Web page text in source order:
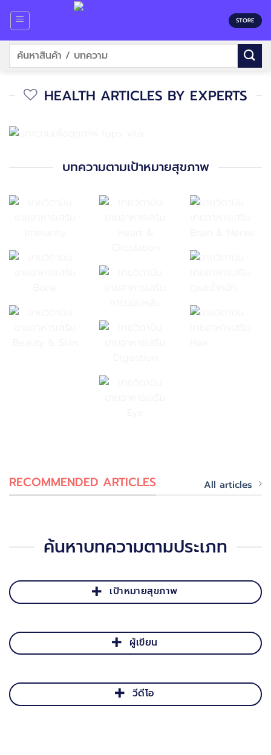
content
STORE
Search
HEALTH ARTICLES BY EXPERTS
บทความตามเป้าหมายสุขภาพ
RECOMMENDED ARTICLES All articles
ค้นหาบทความตามประเภท
เป้าหมายสุขภาพ
ผู้เขียน
วีดีโอ